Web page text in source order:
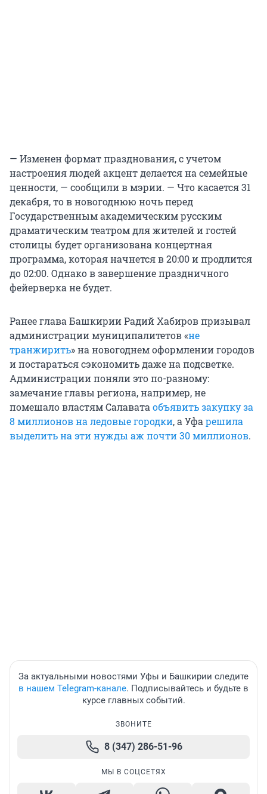
— Изменен формат празднования, с учетом
настроения людей акцент делается на семейные
ценности, — сообщили в мэрии. — Что касается 31
декабря, то в новогоднюю ночь перед
Государственным академическим русским
драматическим театром для жителей и гостей
столицы будет организована концертная
программа, которая начнется в 20:00 и продлится
до 02:00. Однако в завершение праздничного
фейерверка не будет.
Ранее глава Башкирии Радий Хабиров призывал
администрации муниципалитетов «не
транжирить» на новогоднем оформлении городов
и постараться сэкономить даже на подсветке.
Администрации поняли это по-разному:
замечание главы региона, например, не
помешало властям Салаватаобъявить закупку за
8 миллионов на ледовые городки, а Уфарешила
выделить на эти нужды аж почти 30 миллионов.
За актуальными новостями Уфы и Башкирии следите
в нашем Telegram-канале. Подписывайтесь и будьте в
курсе главных событий.
ЗВОНИТЕ
8 (347) 286-51-96
МЫ В СОЦСЕТЯХ